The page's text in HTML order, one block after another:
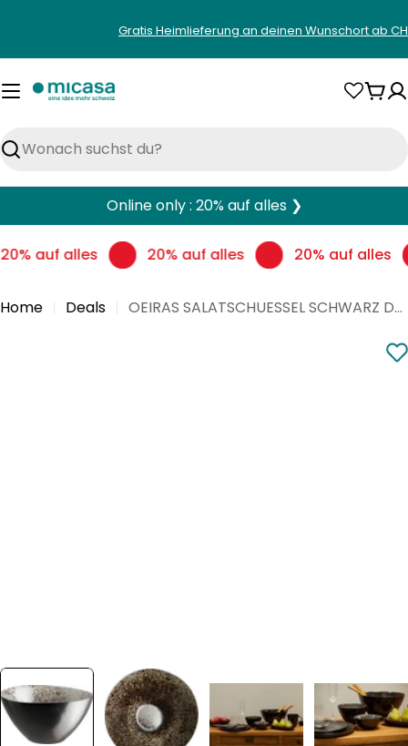
springen
Gratis Heimlieferung an deinen Wunschort ab
Suchen
Online only : 20% auf alles ❯
auf alles 20% auf alles 20% auf alles
Home Deals OEIRAS SALATSCHUESSEL SCHWARZ D25.5CM